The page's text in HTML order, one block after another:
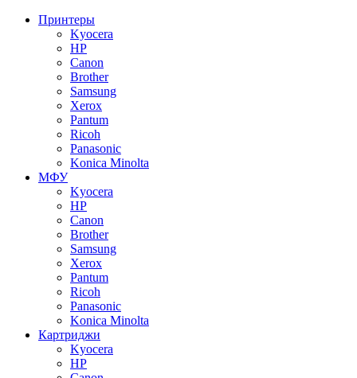
Принтеры
Kyocera
HP
Canon
Brother
Samsung
Xerox
Pantum
Ricoh
Panasonic
Konica Minolta
МФУ
Kyocera
HP
Canon
Brother
Samsung
Xerox
Pantum
Ricoh
Panasonic
Konica Minolta
Картриджи
Kyocera
HP